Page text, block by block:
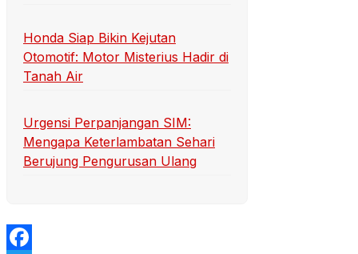
Honda Siap Bikin Kejutan
Otomotif: Motor Misterius Hadir di
Tanah Air
Urgensi Perpanjangan SIM:
Mengapa Keterlambatan Sehari
Berujung Pengurusan Ulang